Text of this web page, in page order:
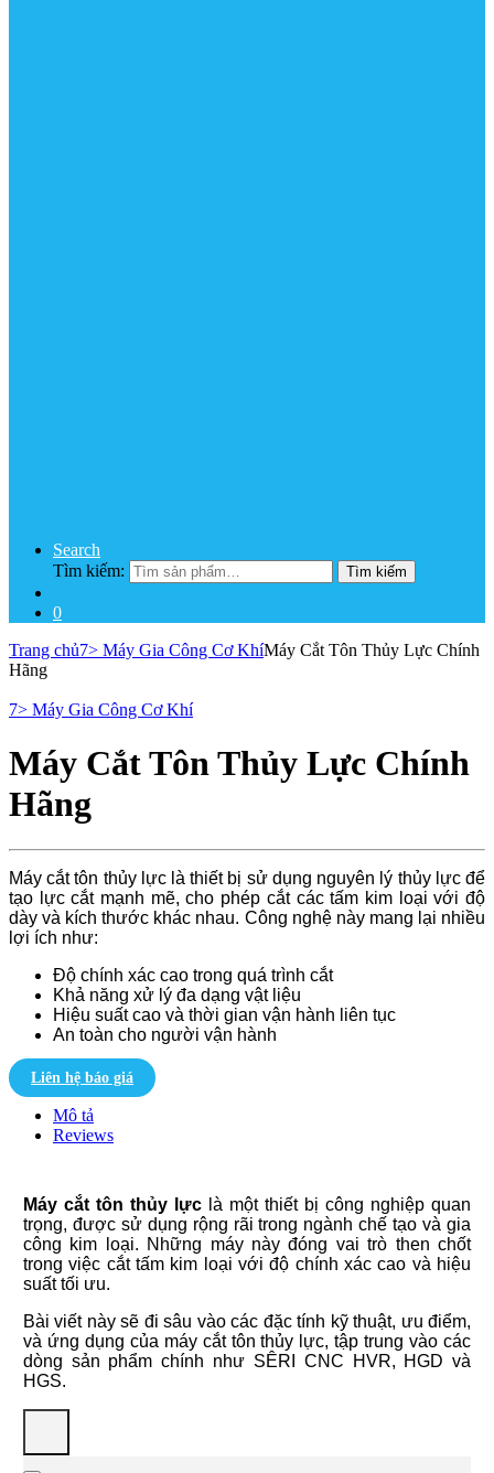
Search
Tìm kiếm:
Tìm kiếm
0
Trang chủ7> Máy Gia Công Cơ KhíMáy Cắt Tôn Thủy Lực Chính
Hãng
7> Máy Gia Công Cơ Khí
Máy Cắt Tôn Thủy Lực Chính
Hãng
Máy cắt tôn thủy lực là thiết bị sử dụng nguyên lý thủy lực để
tạo lực cắt mạnh mẽ, cho phép cắt các tấm kim loại với độ
dày và kích thước khác nhau. Công nghệ này mang lại nhiều
lợi ích như:
Độ chính xác cao trong quá trình cắt
Khả năng xử lý đa dạng vật liệu
Hiệu suất cao và thời gian vận hành liên tục
An toàn cho người vận hành
Liên hệ báo giá
Mô tả
Reviews
Máy cắt tôn thủy lựclà một thiết bị công nghiệp quan
trọng, được sử dụng rộng rãi trong ngành chế tạo và gia
công kim loại. Những máy này đóng vai trò then chốt
trong việc cắt tấm kim loại với độ chính xác cao và hiệu
suất tối ưu.
Bài viết này sẽ đi sâu vào các đặc tính kỹ thuật, ưu điểm,
và ứng dụng của máy cắt tôn thủy lực, tập trung vào các
dòng sản phẩm chính như SÊRI CNC HVR, HGD và
HGS.